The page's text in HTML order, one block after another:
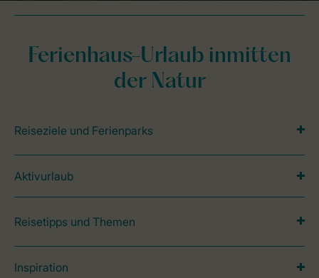
Ferienhaus-Urlaub inmitten
der Natur
Reiseziele und Ferienparks
Aktivurlaub
Reisetipps und Themen
Inspiration